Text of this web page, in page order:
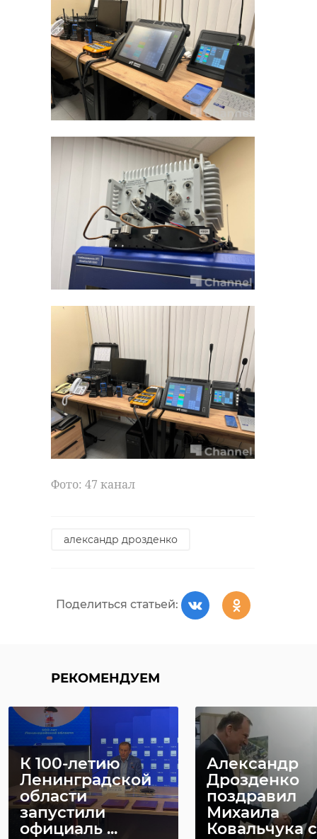
Фото: 47 канал
александр дрозденко
Поделиться статьей:
РЕКОМЕНДУЕМ
К 100-летию
Ленинградской
области
запустили
официаль ...
Александр
Дрозденко
поздравил
Михаила
Ковальчука